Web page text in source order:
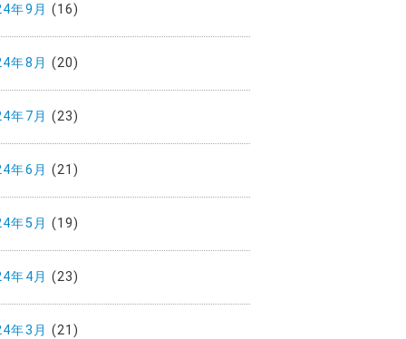
年9月 (16)
年8月 (20)
年7月 (23)
年6月 (21)
年5月 (19)
年4月 (23)
年3月 (21)